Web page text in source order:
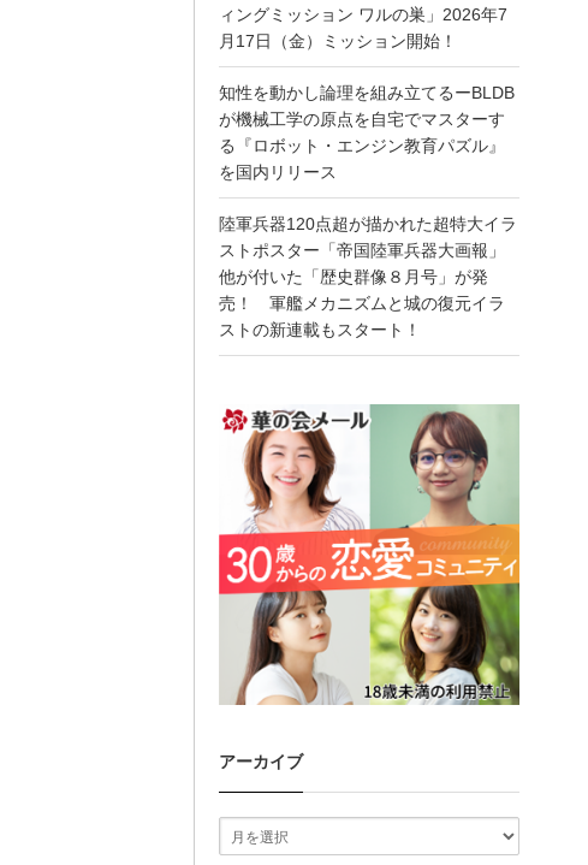
ィングミッション ワルの巣」2026年7
月17日（金）ミッション開始！
知性を動かし論理を組み立てるーBLDB
が機械工学の原点を自宅でマスターす
る『ロボット・エンジン教育パズル』
を国内リリース
陸軍兵器120点超が描かれた超特大イラ
ストポスター「帝国陸軍兵器大画報」
他が付いた「歴史群像８月号」が発
売！ 軍艦メカニズムと城の復元イラ
ストの新連載もスタート！
アーカイブ